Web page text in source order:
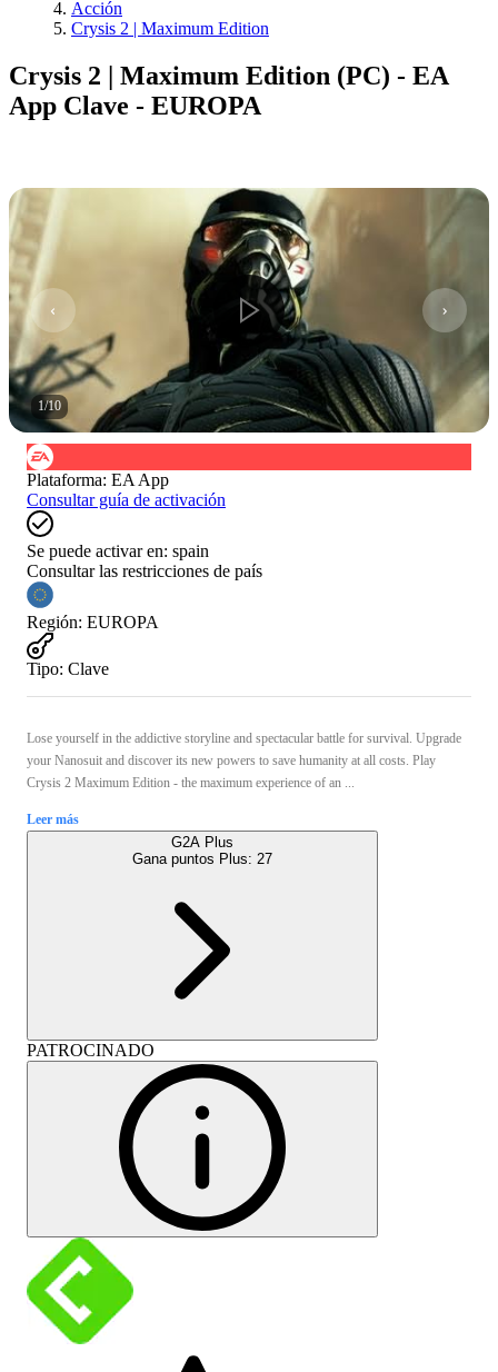
Acción
Crysis 2 | Maximum Edition
Crysis 2 | Maximum Edition (PC) - EA
App Clave - EUROPA
1/10
Plataforma: EA App
Consultar guía de activación
Se puede activar en: spain
Consultar las restricciones de país
Región: EUROPA
Tipo: Clave
Lose yourself in the addictive storyline and spectacular battle for survival. Upgrade
your Nanosuit and discover its new powers to save humanity at all costs. Play
Crysis 2 Maximum Edition - the maximum experience of an ...
Leer más
G2A Plus
Gana puntos Plus: 27
PATROCINADO